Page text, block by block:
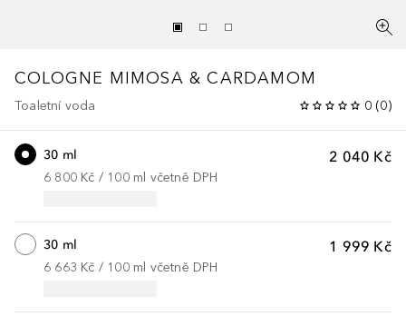
COLOGNE MIMOSA & CARDAMOM
Toaletní voda 0 (0)
2 040 Kč
30 ml
6 800 Kč / 100 ml včetně DPH
1 999 Kč
30 ml
6 663 Kč / 100 ml včetně DPH